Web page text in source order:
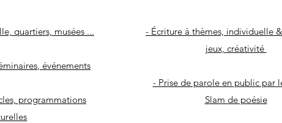
quartiers, musées ...
événements
programmations
- Écriture à thèmes, individuelle
jeux, créativité
- Prise de parole en public par
Slam de poésie